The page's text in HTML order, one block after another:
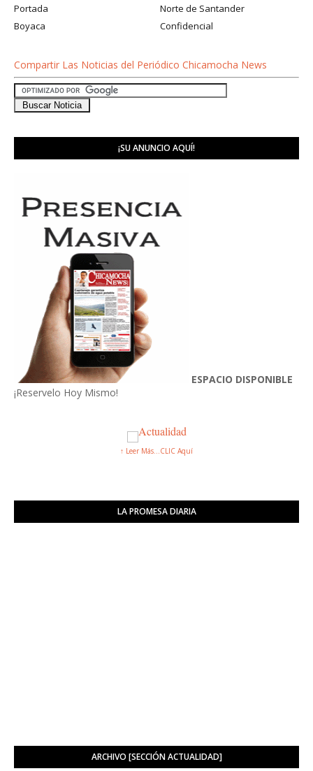
Portada
Norte de Santander
Boyaca
Confidencial
Compartir Las Noticias del Periódico Chicamocha News
¡SU ANUNCIO AQUÍ!
ESPACIO DISPONIBLE
¡Reservelo Hoy Mismo!
↑ Leer Más...CLIC Aquí
LA PROMESA DIARIA
ARCHIVO [SECCIÓN ACTUALIDAD]